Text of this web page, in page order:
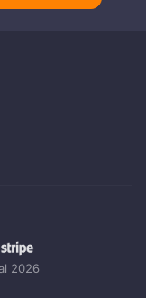
2026